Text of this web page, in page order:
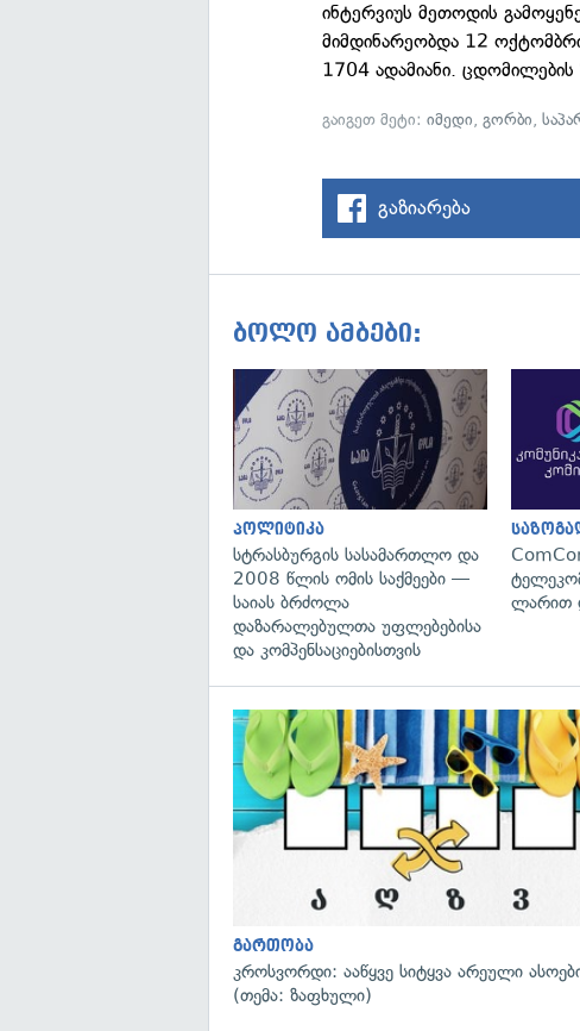
ინტერვიუს მეთოდის
მიმდინარეობდა 12
1704 ადამიანი.
გაიგეთ მეტი:იმედი,გორბი,
გაზიარება
ბოლო ამბები:
პოლიტიკა
სტრასბურგის სასამართლო და
2008 წლის ომის საქმეები —
საიას ბრძოლა
დაზარალებულთა უფლებებისა
და კომპენსაციებისთვის
ლარით
გართობა
კროსვორდი: ააწყვე სიტყვა არეული
(თემა: ზაფხული)